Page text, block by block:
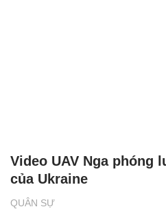
QUÂN SỰ
Video UAV Nga phóng
của Ukraine